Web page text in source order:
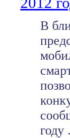
В
году